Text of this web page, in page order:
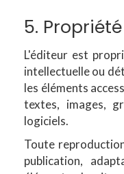
5.
L'éditeur est
intellectuelle ou
les éléments
textes, images,
logiciels.
Toute
publication,